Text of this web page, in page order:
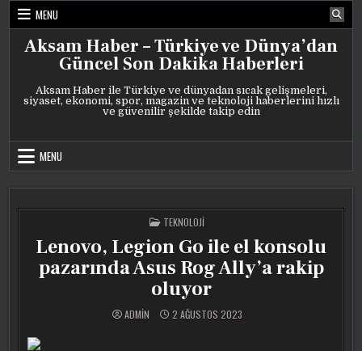
Skip
content
MENU
Aksam Haber – Türkiye ve Dünya’dan
Güncel Son Dakika Haberleri
Aksam Haber ile Türkiye ve dünyadan sıcak gelişmeleri,
siyaset, ekonomi, spor, magazin ve teknoloji haberlerini hızlı
ve güvenilir şekilde takip edin
MENU
POSTED
IN
TEKNOLOJI
Lenovo, Legion Go ile el konsolu
pazarında Asus Rog Ally’a rakip
oluyor
ADMIN 2 AĞUSTOS 2023